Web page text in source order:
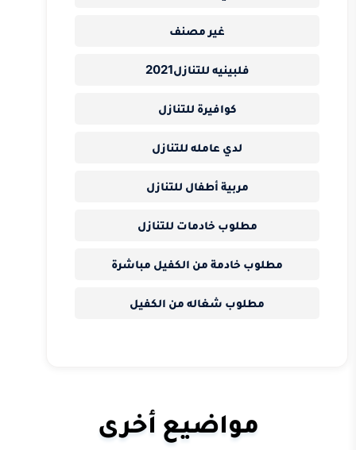
غير مصنف
فلبينيه للتنازل2021
كوافيرة للتنازل
لدي عامله للتنازل
مربية أطفال للتنازل
مطلوب خادمات للتنازل
مطلوب خادمة من الكفيل مباشرة
مطلوب شغاله من الكفيل
مواضيع أخرى